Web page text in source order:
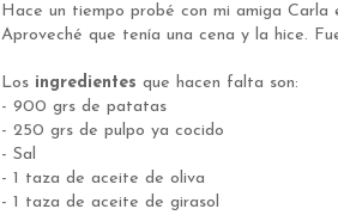
Hace un tiempo probé con mi amiga Carla
Aproveché que tenía una cena y la hice.
Los ingredientes que hacen falta son:
- 900 grs de patatas
- 250 grs de pulpo ya cocido
- Sal
- 1 taza de aceite de oliva
- 1 taza de aceite de girasol